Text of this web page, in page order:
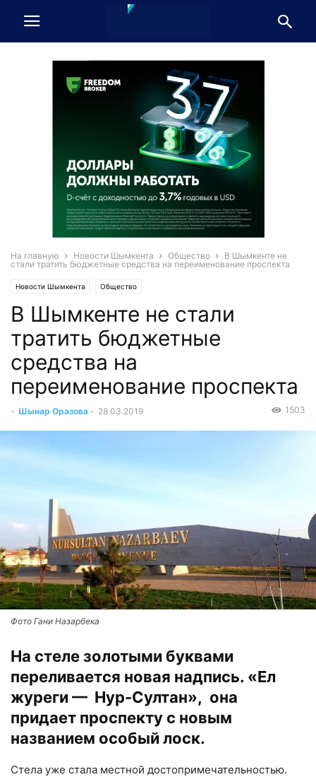
На главную Новости Шымкента Общество
В Шымкенте не
стали тратить бюджетные средства на переименование проспекта
Новости Шымкента Общество
В Шымкенте не стали
тратить бюджетные
средства на
переименование проспекта
- Шынар Оразова - 28.03.2019 1503
Фото Гани Назарбека
На стеле золотыми буквами
переливается новая надпись. «Ел
журеги — Нур-Султан», она
придает проспекту с новым
названием особый лоск.
Стела уже стала местной достопримечательностью.